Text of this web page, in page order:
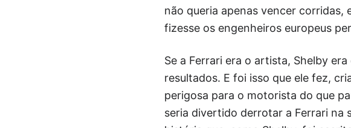
não queria apenas vencer
fizesse os engenheiros europeus
Se a Ferrari era o artista, Shelby
resultados. E foi isso que ele fez,
perigosa para o motorista do que
seria divertido derrotar a Ferrari na